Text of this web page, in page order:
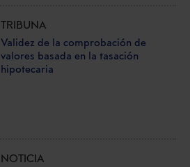
TRIBUNA
Validez de la comprobación de
valores basada en la tasación
hipotecaria
NOTICIA